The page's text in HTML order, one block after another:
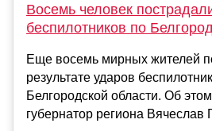
Восемь человек
беспилотников по
Еще восемь мирных жителей
результате ударов
Белгородской области. Об
губернатор региона Вячеслав